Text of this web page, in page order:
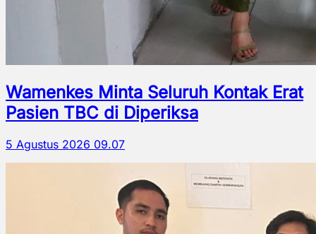
Wamenkes Minta Seluruh Kontak Erat
Pasien TBC di Diperiksa
5 Agustus 2026 09.07